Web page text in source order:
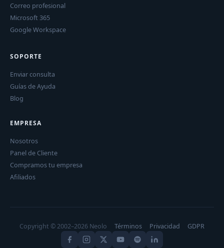
Correo profesional
Microsoft 365
Google Workspace
SOPORTE
Enviar consulta
Guías de Ayuda
Blog
EMPRESA
Nosotros
Panel de Cliente
Compramos tu empresa
Afiliados
Copyright © 2002–2026 Neolo Términos Privacidad GDPR